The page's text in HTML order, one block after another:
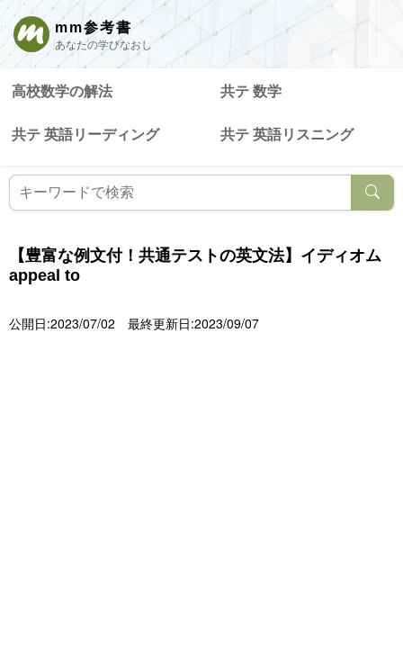
mm参考書
あなたの学びなおし
高校数学の解法 共テ 数学
共テ 英語リーディング 共テ 英語リスニング
【豊富な例文付！共通テストの英文法】イディオム
appeal to
公開日:2023/07/02 最終更新日:2023/09/07